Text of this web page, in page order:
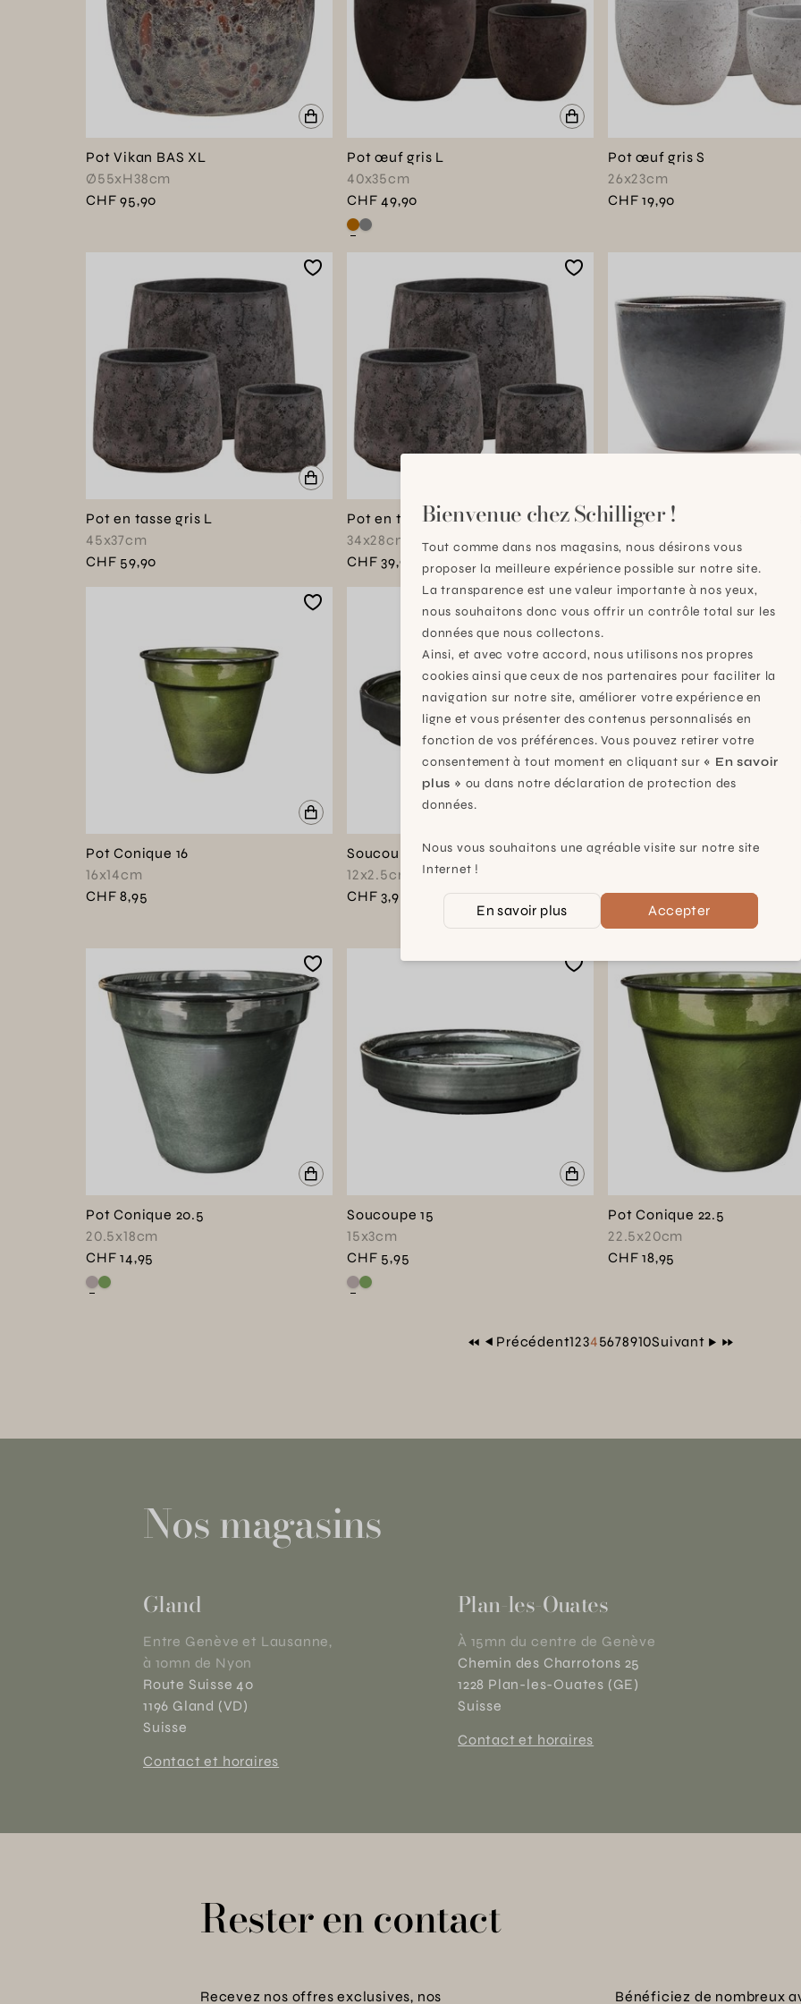
Pot Vikan BAS XL
Ø55xH38cm
CHF 95,90
Pot œuf gris L
40x35cm
CHF 49,90
Voir ce produit en couleur : Brun cuivre
Voir ce produit en couleur : Gris
Pot œuf gris S
26x23cm
CHF 19,90
Pot en tasse gris L
45x37cm
CHF 59,90
Pot en tasse gris M
34x28cm
CHF 39,90
Pot Mailand Forest Green
22x21cm 3.5L
CHF 9,95
Pot Conique 16
16x14cm
CHF 8,95
Soucoupe 12
12x2.5cm
CHF 3,95
Pot Conique 18.5
CHF 12,95
Pot Conique 20.5
20.5x18cm
CHF 14,95
Voir ce produit en couleur : Gris tourterelle
Voir ce produit en couleur : Vert asperge
Soucoupe 15
15x3cm
CHF 5,95
Voir ce produit en couleur : Gris tourterelle
Voir ce produit en couleur : Vert asperge
Pot Conique 22.5
22.5x20cm
CHF 18,95
Précédent1234(Page courante)
5678910Suivant
Nos magasins
Gland
Entre Genève et Lausanne,
à 10mn de Nyon
Route Suisse 40
1196 Gland (VD)
Suisse
Contact et horaires
Plan-les-Ouates
À 15mn du centre de Genève
Chemin des Charrotons 25
1228 Plan-les-Ouates (GE)
Suisse
Contact et horaires
Rester en contact
Recevez nos offres exclusives, nos Bénéficiez de nombreux
Bienvenue chez Schilliger !
Tout comme dans nos magasins, nous désirons vous
proposer la meilleure expérience possible sur notre site.
La transparence est une valeur importante à nos yeux,
nous souhaitons donc vous offrir un contrôle total sur les
données que nous collectons.
Ainsi, et avec votre accord, nous utilisons nos propres
cookies ainsi que ceux de nos partenaires pour faciliter la
navigation sur notre site, améliorer votre expérience en
ligne et vous présenter des contenus personnalisés en
fonction de vos préférences. Vous pouvez retirer votre
consentement à tout moment en cliquant sur « En savoir
plus » ou dans notre déclaration de protection des
données.
Nous vous souhaitons une agréable visite sur notre site
Internet !
En savoir plus Accepter